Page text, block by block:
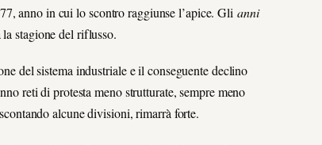
anno in cui lo scontro raggiunse l’apice. Gli anni
stagione del riflusso.
del sistema industriale e il conseguente declino
reti di protesta meno strutturate, sempre meno
alcune divisioni, rimarrà forte.